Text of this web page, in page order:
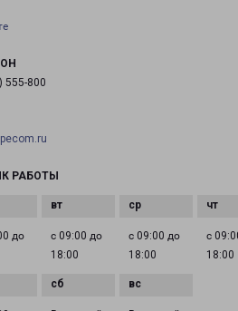
555-800
РАБОТЫ
до
с 09:00 до
18:00
с 09:00 до
18:00
с
18:00